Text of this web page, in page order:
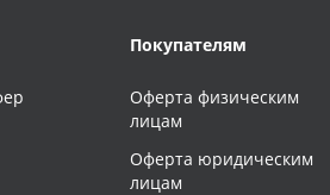
Покупателям
Оферта физическим
лицам
Оферта юридическим
лицам